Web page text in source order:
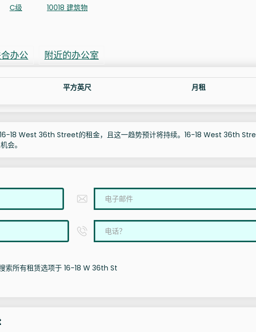
C级 10018 建筑物
办公 附近的办公室
平方英尺 月租
18 West 36th Street的租金，且这一趋势预计将持续。16-18 West 36th
会。
索所有租赁选项于 16-18 W 36th St